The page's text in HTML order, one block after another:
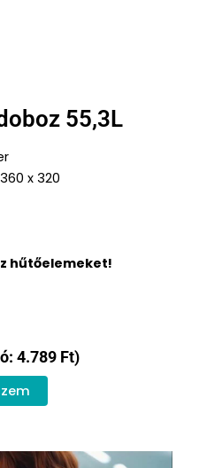
55,3L
x 320
hűtőelemeket!
4.789 Ft)